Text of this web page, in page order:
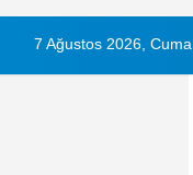
7 Ağustos 2026, Cuma